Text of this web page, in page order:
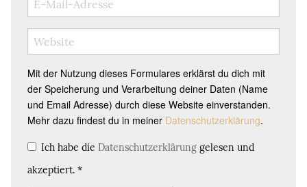
Mit der Nutzung dieses Formulares erklärst du dich mit
der Speicherung und Verarbeitung deiner Daten (Name
und Email Adresse) durch diese Website einverstanden.
Mehr dazu findest du in meiner Datenschutzerklärung.
Ich habe die Datenschutzerklärung gelesen und
akzeptiert. *